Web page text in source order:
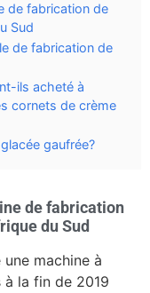
de fabrication de
Sud
de fabrication de
ils acheté à
cornets de crème
gaufrée?
de fabrication
du Sud
machine à
la fin de 2019